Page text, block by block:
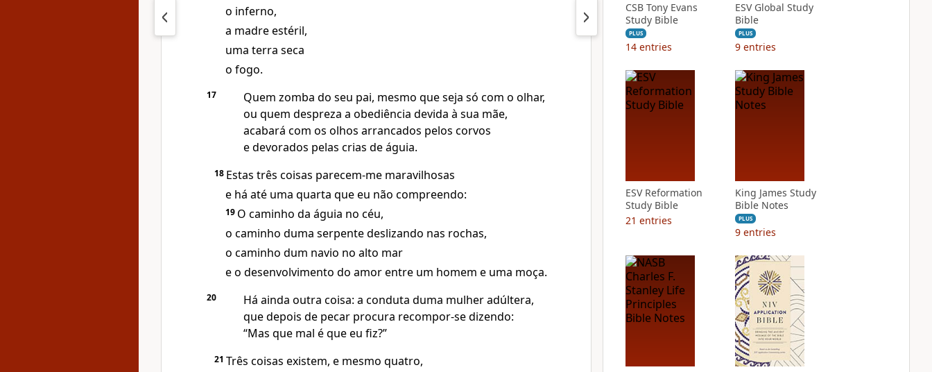
o inferno,
a madre estéril,
uma terra seca
o fogo.
17
Quem zomba do seu pai, mesmo que seja só com o olhar,
ou quem despreza a obediência devida à sua mãe,
acabará com os olhos arrancados pelos corvos
e devorados pelas crias de águia.
18 Estas três coisas parecem-me maravilhosas
e há até uma quarta que eu não compreendo:
19 O caminho da águia no céu,
o caminho duma serpente deslizando nas rochas,
o caminho dum navio no alto mar
e o desenvolvimento do amor entre um homem e uma moça.
20
Há ainda outra coisa: a conduta duma mulher adúltera,
que depois de pecar procura recompor-se dizendo:
“Mas que mal é que eu fiz?”
21 Três coisas existem, e mesmo quatro,
CSB Tony Evans
Study Bible
PLUS
14 entries
ESV Global Study
Bible
PLUS
9 entries
ESV Reformation
Study Bible
21 entries
King James Study
Bible Notes
PLUS
9 entries